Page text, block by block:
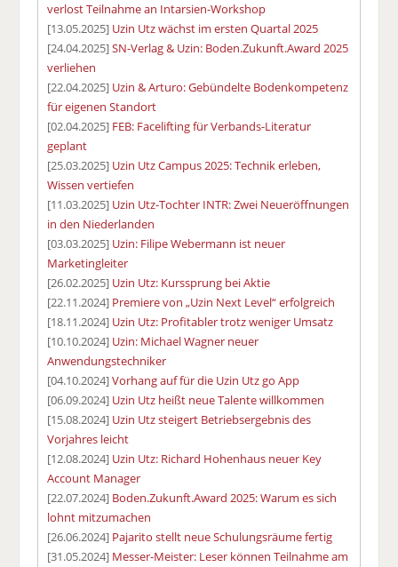
verlost Teilnahme an Intarsien-Workshop
[13.05.2025] Uzin Utz wächst im ersten Quartal 2025
[24.04.2025]SN-Verlag & Uzin: Boden.Zukunft.Award 2025
verliehen
[22.04.2025] Uzin & Arturo: Gebündelte Bodenkompetenz
für eigenen Standort
[02.04.2025] FEB: Facelifting für Verbands-Literatur
geplant
[25.03.2025] Uzin Utz Campus 2025: Technik erleben,
Wissen vertiefen
[11.03.2025] Uzin Utz-Tochter INTR: Zwei Neueröffnungen
in den Niederlanden
[03.03.2025] Uzin: Filipe Webermann ist neuer
Marketingleiter
[26.02.2025] Uzin Utz: Kurssprung bei Aktie
[22.11.2024] Premiere von „Uzin Next Level“ erfolgreich
[18.11.2024] Uzin Utz: Profitabler trotz weniger Umsatz
[10.10.2024] Uzin: Michael Wagner neuer
Anwendungstechniker
[04.10.2024]Vorhang auf für die Uzin Utz go App
[06.09.2024] Uzin Utz heißt neue Talente willkommen
[15.08.2024] Uzin Utz steigert Betriebsergebnis des
Vorjahres leicht
[12.08.2024] Uzin Utz: Richard Hohenhaus neuer Key
Account Manager
[22.07.2024] Boden.Zukunft.Award 2025: Warum es sich
lohnt mitzumachen
[26.06.2024] Pajarito stellt neue Schulungsräume fertig
[31.05.2024] Messer-Meister: Leser können Teilnahme am